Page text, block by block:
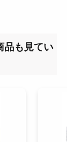
品も見てい